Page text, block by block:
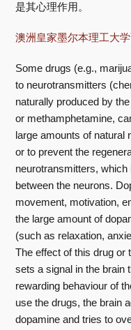
是其心理作用。
澳洲皇家墨尔本理工大
Some drugs (e.g.,
to neurotransmitters
naturally produced by
or methamphetamine,
large amounts of natural
or to prevent the
neurotransmitters,
between the neurons.
movement, motivation,
the large amount of
(such as relaxation,
The effect of this drug or
sets a signal in the brain
rewarding behaviour of
use the drugs, the brain
dopamine and tries to